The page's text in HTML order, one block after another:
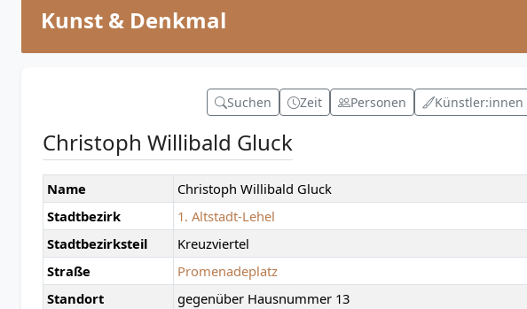
Kunst & Denkmal
Suchen Zeit Personen Künstler:innen
Christoph Willibald Gluck
Name
Christoph Willibald Gluck
Stadtbezirk
1. Altstadt-Lehel
Stadtbezirksteil
Kreuzviertel
Straße
Promenadeplatz
Standort
gegenüber Hausnummer 13